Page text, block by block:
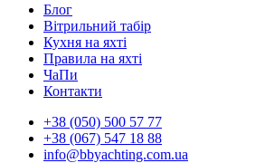
Блог
Вітрильний табір
Кухня на яхті
Правила на яхті
ЧаПи
Контакти
+38 (050) 500 57 77
+38 (067) 547 18 88
info@bbyachting.com.ua